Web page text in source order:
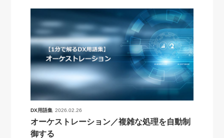
DX用語集 2026.02.26
オーケストレーション／複雑な処理を自動制
御する